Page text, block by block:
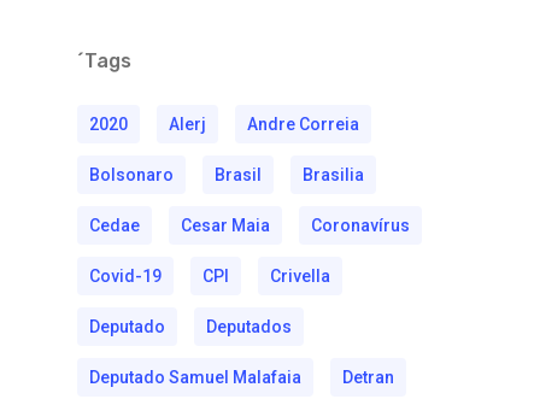
´Tags
2020 Alerj Andre Correia
Bolsonaro Brasil Brasilia
Cedae Cesar Maia Coronavírus
Covid-19 CPI Crivella
Deputado Deputados
Deputado Samuel Malafaia Detran